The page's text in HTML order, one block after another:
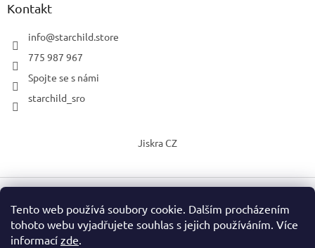
Tento web používá soubory cookie. Dalším procházením
tohoto webu vyjadřujete souhlas s jejich používáním. Více
informací zde.
Kontakt
info@starchild.store
775 987 967
Spojte se s námi
starchild_sro
Jiskra CZ
Vytvořil Shoptet